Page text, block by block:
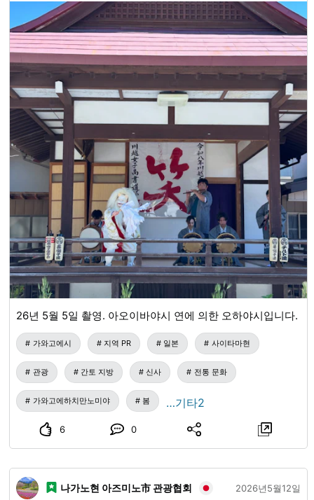
26년 5월 5일 촬영. 아오이바야시 연에 의한 오하야시입니다.
가와고에시 지역 PR 일본 사이타마현
관광 간토 지방 신사 전통 문화
가와고에하치만노미야 봄 …기타2
6 0
나가노현 아즈미노市 관광협회 2026년5월12일